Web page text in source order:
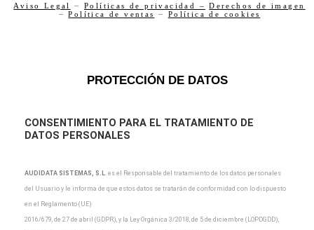
Aviso Legal – Políticas de privacidad –
Derechos de imagen
–Política de ventas – Política de cookies
PROTECCIÓN DE DATOS
CONSENTIMIENTO PARA EL TRATAMIENTO DE
DATOS PERSONALES
AUDIDATA SISTEMAS, S.L es el Responsable del tratamiento de los datos personales
del Usuario y le informa de que estos datos se tratarán de conformidad con lo dispuesto
en el Reglamento (UE)
2016/679, de 27 de abril (GDPR), y la Ley Orgánica 3/2018, de 5 de diciembre (LOPDGDD),